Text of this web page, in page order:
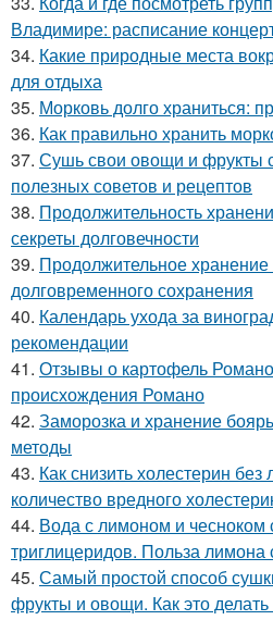
Владимире: расписание
34. Какие природные места
для отдыха
35. Морковь долго храниться:
36. Как правильно хранить
37. Сушь свои овощи и фрукты
полезных советов и рецептов
38. Продолжительность
секреты долговечности
39. Продолжительное хранение
долговременного сохранения
40. Календарь ухода за
рекомендации
41. Отзывы о картофель
происхождения Романо
42. Заморозка и хранение
методы
43. Как снизить холестерин
количество вредного
44. Вода с лимоном и чесноком
триглицеридов. Польза лимона
45. Самый простой способ
фрукты и овощи. Как это